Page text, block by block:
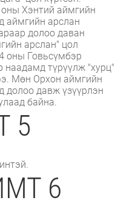
Хэнтий аймгийн
аймгийн арслан
долоо даван
арслан" цол
оны Говьсүмбэр
наадамд түрүүлж "хурц"
Мөн Орхон аймгийн
долоо давж үзүүрлэн
байна.
5
6